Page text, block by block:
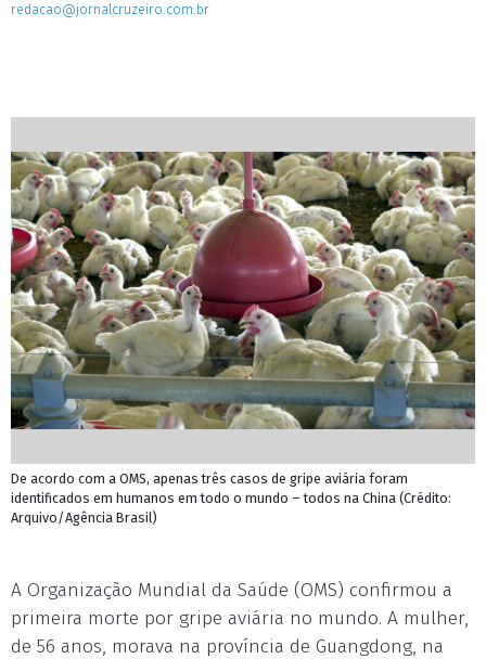
redacao@jornalcruzeiro.com.br
De acordo com a OMS, apenas três casos de gripe aviária foram
identificados em humanos em todo o mundo – todos na China (Crédito:
Arquivo/Agência Brasil)
A Organização Mundial da Saúde (OMS) confirmou a
primeira morte por gripe aviária no mundo. A mulher,
de 56 anos, morava na província de Guangdong, na